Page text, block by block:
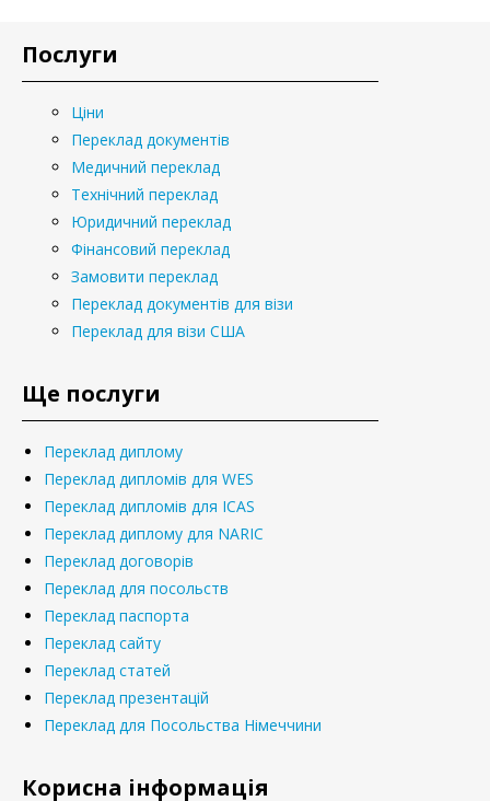
Послуги
Ціни
Переклад документів
Медичний переклад
Технічний переклад
Юридичний переклад
Фінансовий переклад
Замовити переклад
Переклад документів для візи
Переклад для візи США
Ще послуги
Переклад диплому
Переклад дипломів для WES
Переклад дипломів для ICAS
Переклад диплому для NARIC
Переклад договорів
Переклад для посольств
Переклад паспорта
Переклад сайту
Переклад статей
Переклад презентацій
Переклад для Посольства Німеччини
Корисна інформація